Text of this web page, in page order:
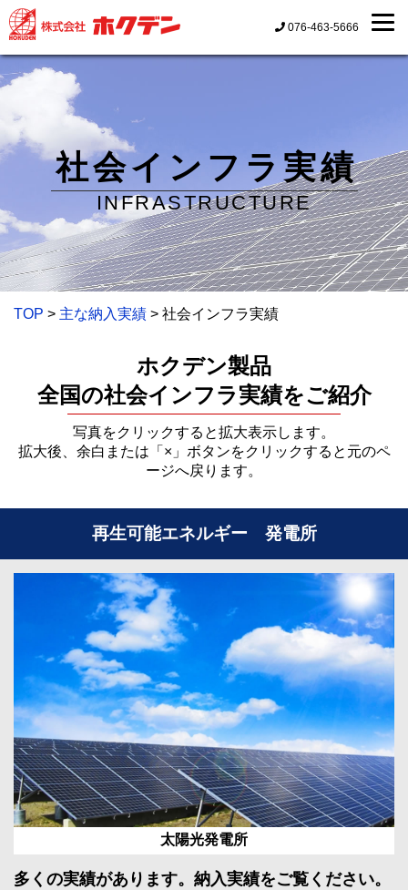
076-463-5666
社会インフラ実績
INFRASTRUCTURE
TOP > 主な納入実績 > 社会インフラ実績
ホクデン製品
全国の社会インフラ実績をご紹介
写真をクリックすると拡大表示します。
拡大後、余白または「×」ボタンをクリックすると元のペ
ージへ戻ります。
再生可能エネルギー 発電所
太陽光発電所
多くの実績があります。納入実績をご覧ください。